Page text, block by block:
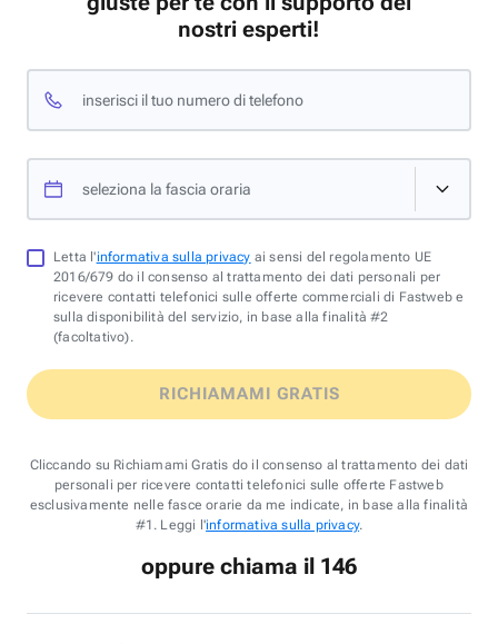
nostri esperti!
inserisci il tuo numero di telefono
seleziona la fascia oraria
Letta l'informativa sulla privacy ai sensi del regolamento UE
2016/679 do il consenso al trattamento dei dati personali per
ricevere contatti telefonici sulle offerte commerciali di Fastweb e
sulla disponibilità del servizio, in base alla finalità #2
(facoltativo).
RICHIAMAMI GRATIS
Cliccando su Richiamami Gratis do il consenso al trattamento dei dati
personali per ricevere contatti telefonici sulle offerte Fastweb
esclusivamente nelle fasce orarie da me indicate, in base alla finalità
#1. Leggi l'informativa sulla privacy.
oppure chiama il 146